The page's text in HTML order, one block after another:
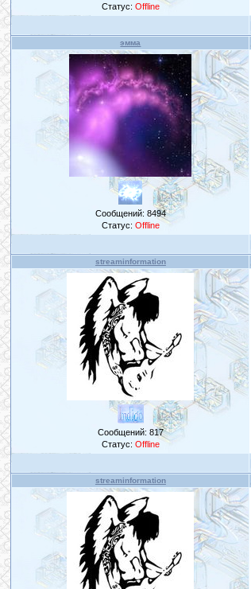
Статус: Offline
эмма
Сообщений: 8494
Статус: Offline
streaminformation
Сообщений: 817
Статус: Offline
streaminformation